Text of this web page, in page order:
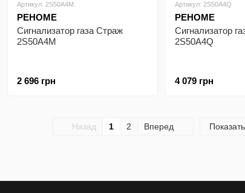
Артикул: 2S50A4M
РЕНОМЕ
Сигнализатор газа Страж
2S50A4M
2 696 грн
Артикул: 2S50A4Q
РЕНОМЕ
Сигнализатор
2S50A4Q
4 079 грн
Назад 1 2 Вперед